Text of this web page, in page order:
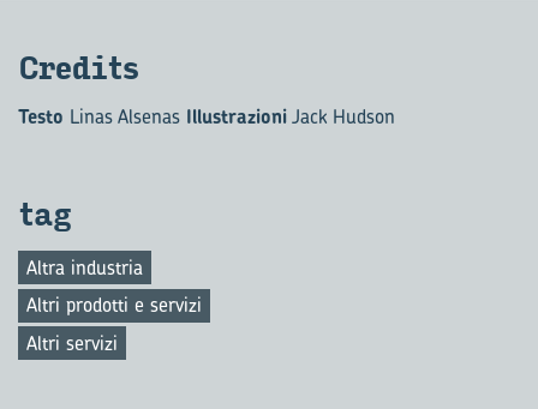
Cre­di­ts
Testo Linas Alsenas IllustrazioniJack Hudson
tag
Altra industria
Altri prodotti e servizi
Altri servizi